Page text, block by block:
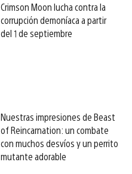
Crimson Moon lucha contra la
corrupción demoníaca a partir
del 1 de septiembre
Nuestras impresiones de Beast
of Reincarnation: un combate
con muchos desvíos y un perrito
mutante adorable